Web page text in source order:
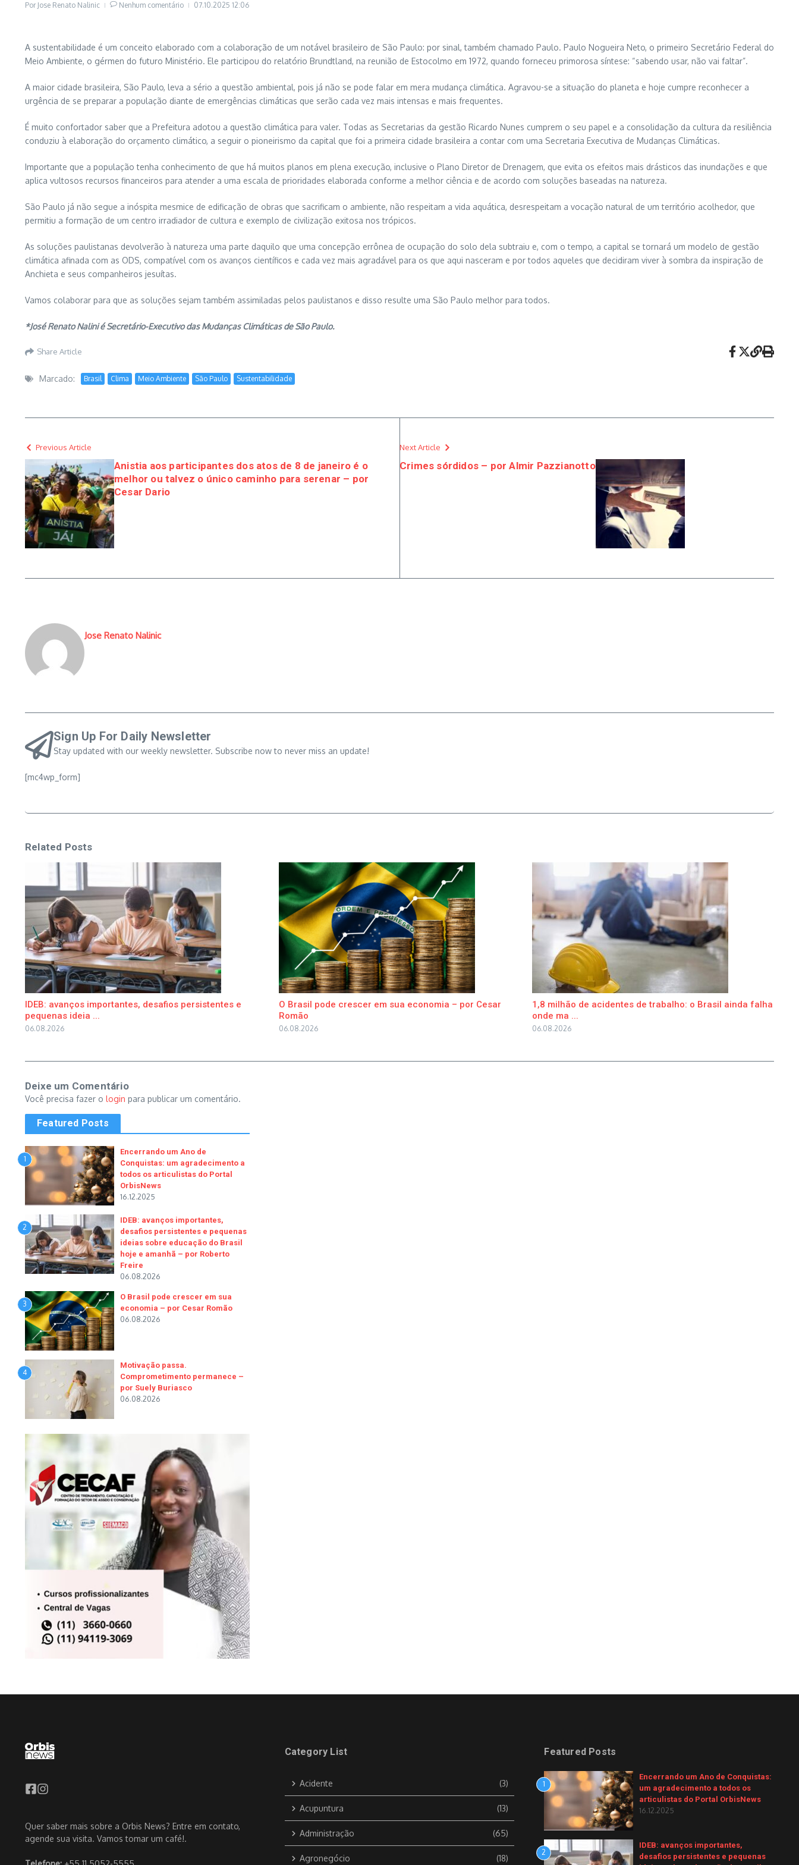
Por Jose Renato Nalinic Nenhum comentário 07.10.2025 12:06
A sustentabilidade é um conceito elaborado com a colaboração de um notável brasileiro de São Paulo: por sinal, também chamado Paulo. Paulo Nogueira Neto, o primeiro Secretário Federal do
Meio Ambiente, o gérmen do futuro Ministério. Ele participou do relatório Brundtland, na reunião de Estocolmo em 1972, quando forneceu primorosa síntese: “sabendo usar, não vai faltar”.
A maior cidade brasileira, São Paulo, leva a sério a questão ambiental, pois já não se pode falar em mera mudança climática. Agravou-se a situação do planeta e hoje cumpre reconhecer a
urgência de se preparar a população diante de emergências climáticas que serão cada vez mais intensas e mais frequentes.
É muito confortador saber que a Prefeitura adotou a questão climática para valer. Todas as Secretarias da gestão Ricardo Nunes cumprem o seu papel e a consolidação da cultura da resiliência
conduziu à elaboração do orçamento climático, a seguir o pioneirismo da capital que foi a primeira cidade brasileira a contar com uma Secretaria Executiva de Mudanças Climáticas.
Importante que a população tenha conhecimento de que há muitos planos em plena execução, inclusive o Plano Diretor de Drenagem, que evita os efeitos mais drásticos das inundações e que
aplica vultosos recursos financeiros para atender a uma escala de prioridades elaborada conforme a melhor ciência e de acordo com soluções baseadas na natureza.
São Paulo já não segue a inóspita mesmice de edificação de obras que sacrificam o ambiente, não respeitam a vida aquática, desrespeitam a vocação natural de um território acolhedor, que
permitiu a formação de um centro irradiador de cultura e exemplo de civilização exitosa nos trópicos.
As soluções paulistanas devolverão à natureza uma parte daquilo que uma concepção errônea de ocupação do solo dela subtraiu e, com o tempo, a capital se tornará um modelo de gestão
climática afinada com as ODS, compatível com os avanços científicos e cada vez mais agradável para os que aqui nasceram e por todos aqueles que decidiram viver à sombra da inspiração de
Anchieta e seus companheiros jesuítas.
Vamos colaborar para que as soluções sejam também assimiladas pelos paulistanos e disso resulte uma São Paulo melhor para todos.
*José Renato Nalini é Secretário-Executivo das Mudanças Climáticas de São Paulo.
Share Article
Marcado: Brasil Clima Meio Ambiente São Paulo Sustentabilidade
Previous Article
Anistia aos participantes dos atos de 8 de janeiro é o
melhor ou talvez o único caminho para serenar – por
Cesar Dario
Next Article
Crimes sórdidos – por Almir Pazzianotto
Jose Renato Nalinic
Sign Up For Daily Newsletter
Stay updated with our weekly newsletter. Subscribe now to never miss an update!
[mc4wp_form]
Related Posts
IDEB: avanços importantes, desafios persistentes e
pequenas ideia ...
06.08.2026
O Brasil pode crescer em sua economia – por Cesar
Romão
06.08.2026
1,8 milhão de acidentes de trabalho: o Brasil ainda falha
onde ma ...
06.08.2026
Deixe um Comentário
Você precisa fazer o login para publicar um comentário.
Featured Posts
1
Encerrando um Ano de
Conquistas: um agradecimento a
todos os articulistas do Portal
OrbisNews
16.12.2025
2
IDEB: avanços importantes,
desafios persistentes e pequenas
ideias sobre educação do Brasil
hoje e amanhã – por Roberto
Freire
06.08.2026
3
O Brasil pode crescer em sua
economia – por Cesar Romão
06.08.2026
4
Motivação passa.
Comprometimento permanece –
por Suely Buriasco
06.08.2026
Quer saber mais sobre a Orbis News? Entre em contato,
agende sua visita. Vamos tomar um café!.
Category List
Acidente (3)
Acupuntura (13)
Administração (65)
Agronegócio (18)
Featured Posts
1
Encerrando um Ano de Conquistas:
um agradecimento a todos os
articulistas do Portal OrbisNews
16.12.2025
2
IDEB: avanços importantes,
desafios persistentes e pequenas